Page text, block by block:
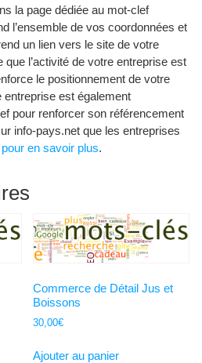
la page dédiée au mot-clef
l’ensemble de vos coordonnées et
un lien vers le site de votre
l’activité de votre entreprise est
le positionnement de votre
est également
pour renforcer son référencement
info-pays.net que les entreprises
en savoir plus.
Commerce de Détail Jus et
Boissons
30,00€
Ajouter au panier